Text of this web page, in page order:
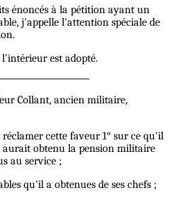
énoncés à la pétition ayant un
j'appelle l'attention spéciale de
est adopté.
Collant, ancien militaire,
cette faveur 1° sur ce qu'il
obtenu la pension militaire
au service ;
qu'il a obtenues de ses chefs ;